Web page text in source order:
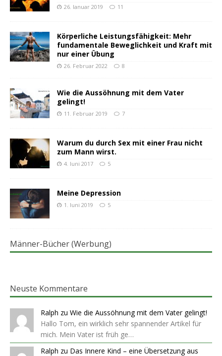
26. Januar 2019 11
Körperliche Leistungsfähigkeit: Mehr
fundamentale Beweglichkeit und Kraft mit
nur einer Übung
26. Februar 2022 8
Wie die Aussöhnung mit dem Vater
gelingt!
11. Februar 2019 7
Warum du durch Sex mit einer Frau nicht
zum Mann wirst.
4. Juni 2017 5
Meine Depression
1. Juni 2019 5
Männer-Bücher (Werbung)
Neuste Kommentare
Ralph zu Wie die Aussöhnung mit dem Vater gelingt!
Hallo Tom, ein wirklich sehr spannender Artikel für
mich. Mein Vater ist früh ge…
Ralph zu Das Innere Kind – eine Übersetzung aus